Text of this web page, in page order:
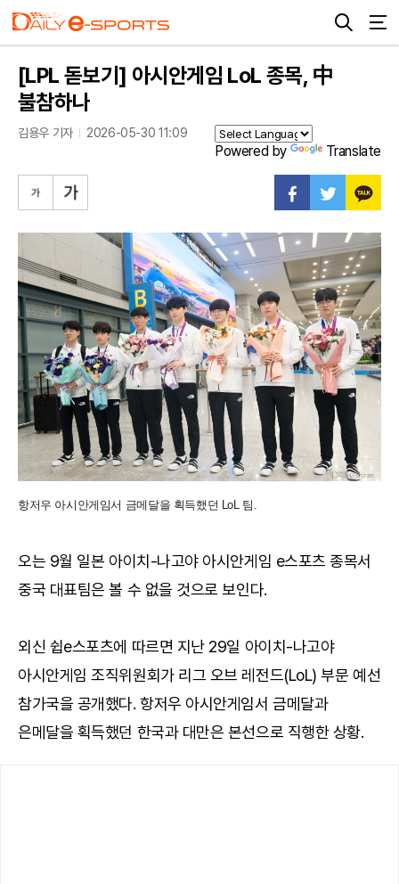
[LPL 돋보기] 아시안게임 LoL 종목, 中
불참하나
김용우 기자 2026-05-30 11:09
Powered by Translate
항저우 아시안게임서 금메달을 획득했던 LoL 팀.
오는 9월 일본 아이치-나고야 아시안게임 e스포츠 종목서
중국 대표팀은 볼 수 없을 것으로 보인다.
외신 쉽e스포츠에 따르면 지난 29일 아이치-나고야
아시안게임 조직위원회가 리그 오브 레전드(LoL) 부문 예선
참가국을 공개했다. 항저우 아시안게임서 금메달과
은메달을 획득했던 한국과 대만은 본선으로 직행한 상황.